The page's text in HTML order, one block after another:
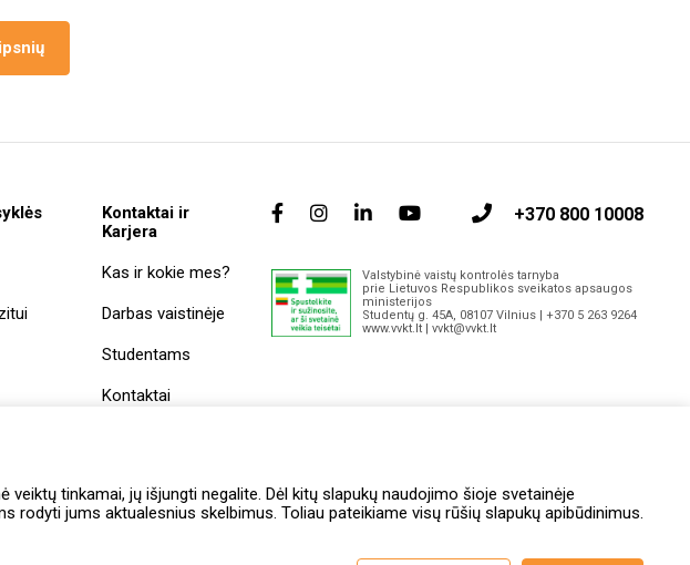
tinkamai, jų išjungti negalite. Dėl kitų slapukų naudojimo šioje svetainėje
rodyti jums aktualesnius skelbimus. Toliau pateikiame visų rūšių slapukų apibūdinimus.
Kontaktai ir
Karjera
Kas ir kokie mes?
Darbas vaistinėje
Studentams
Kontaktai
savitarna
+370 800 10008
Valstybinė vaistų kontrolės tarnyba
prie Lietuvos Respublikos sveikatos apsaugos
ministerijos
Studentų g. 45A, 08107 Vilnius | +370 5 263 9264
www.vvkt.lt | vvkt@vvkt.lt